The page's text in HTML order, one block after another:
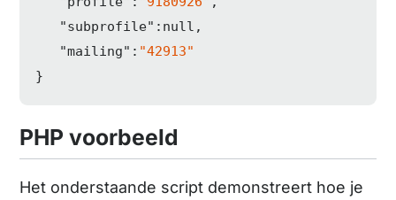
"subprofile" : null ,
"mailing" : "42913"
}
PHP voorbeeld
Het onderstaande script demonstreert hoe je